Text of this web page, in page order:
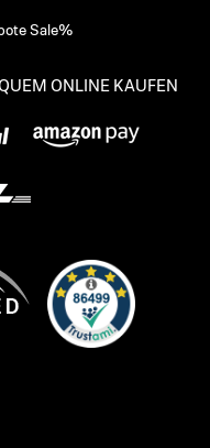
Sale%
ONLINE KAUFEN